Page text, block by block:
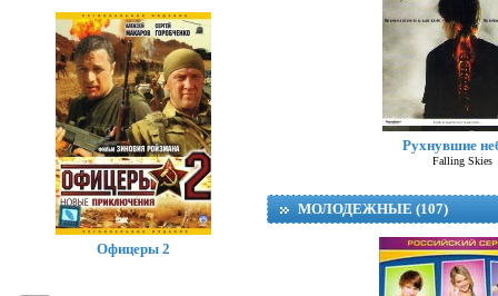
Рухнувшие
Falling Skies
МОЛОДЕЖНЫЕ (107)
Офицеры 2